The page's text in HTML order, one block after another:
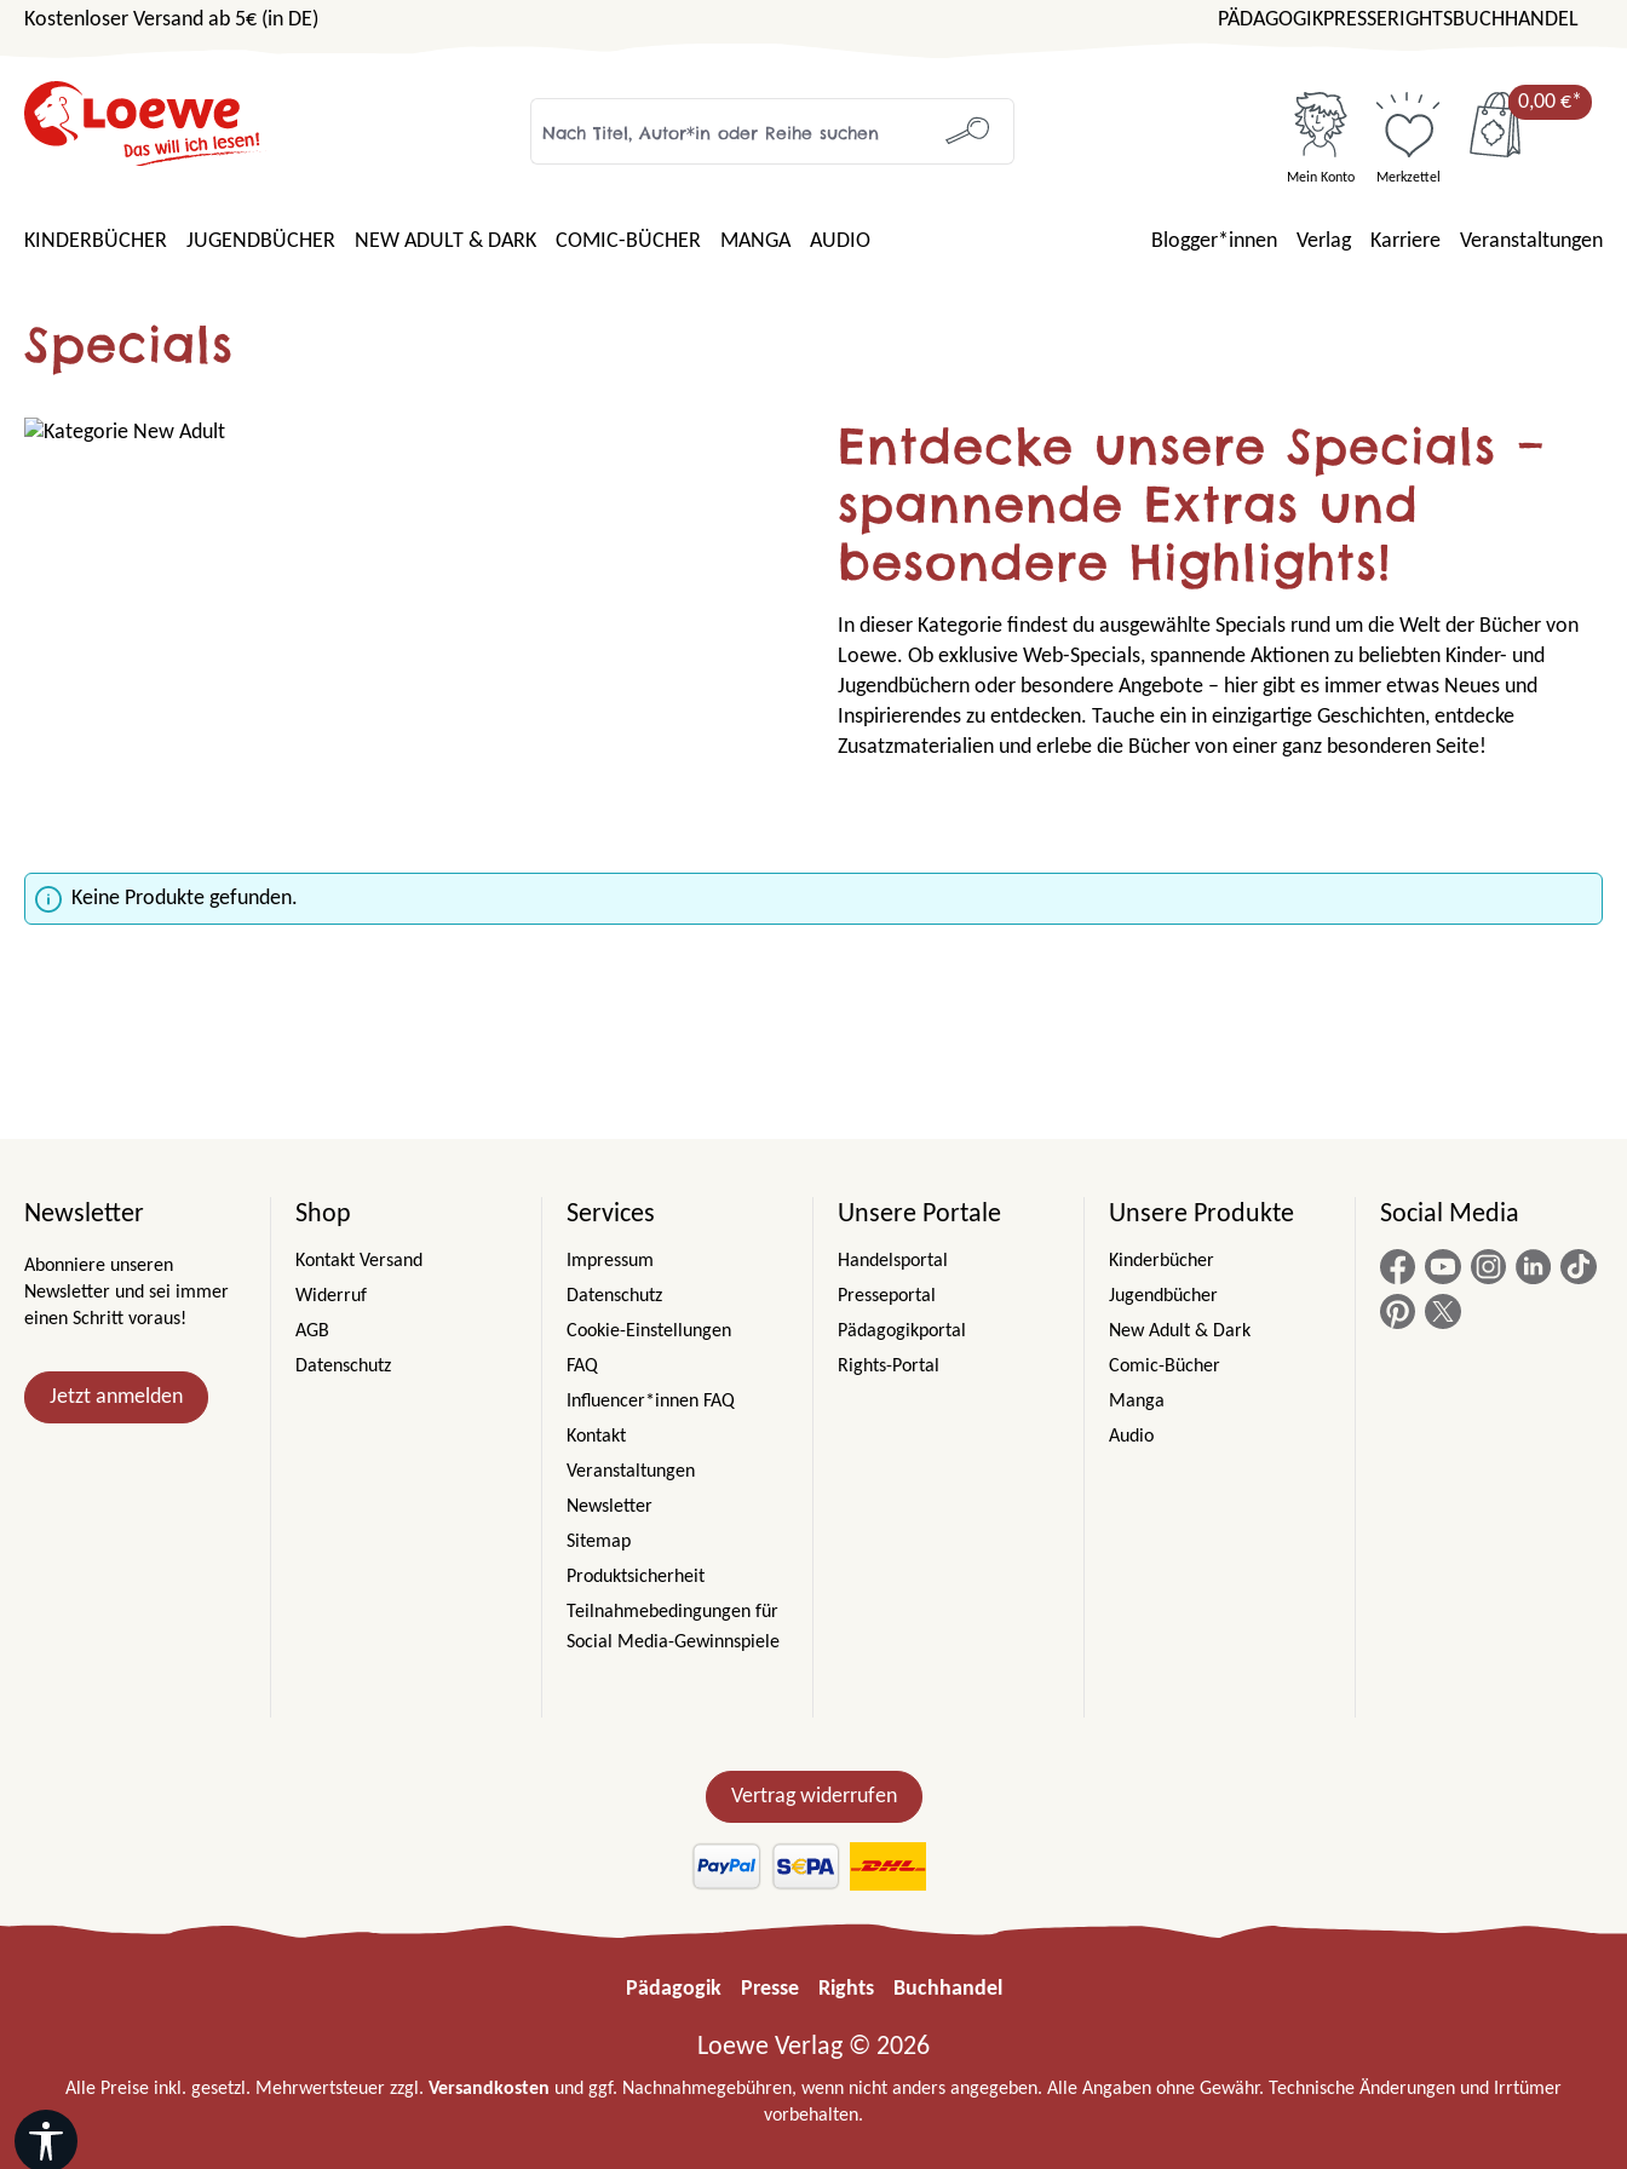
Hauptinhalt springen
Zur Suche springen
Zur Hauptnavigation springen
Kostenloser Versand ab 5€ (in DE) PÄDAGOGIKPRESSERIGHTSBUCHHANDEL
Mein Konto Merkzettel
0,00 €*
KINDERBÜCHER JUGENDBÜCHER NEW ADULT & DARK COMIC-BÜCHER MANGA AUDIO Blogger*innen Verlag Karriere Veranstaltungen
Specials
Entdecke unsere Specials –
spannende Extras und
besondere Highlights!
In dieser Kategorie findest du ausgewählte Specials rund um die Welt der Bücher von
Loewe. Ob exklusive Web-Specials, spannende Aktionen zu beliebten Kinder- und
Jugendbüchern oder besondere Angebote – hier gibt es immer etwas Neues und
Inspirierendes zu entdecken. Tauche ein in einzigartige Geschichten, entdecke
Zusatzmaterialien und erlebe die Bücher von einer ganz besonderen Seite!
Keine Produkte gefunden.
Newsletter
Abonniere unseren
Newsletter und sei immer
einen Schritt voraus!
Jetzt anmelden
Shop
Kontakt Versand
Widerruf
AGB
Datenschutz
Services
Impressum
Datenschutz
Cookie-Einstellungen
FAQ
Influencer*innen FAQ
Kontakt
Veranstaltungen
Newsletter
Sitemap
Produktsicherheit
Teilnahmebedingungen für
Social Media-Gewinnspiele
Unsere Portale
Handelsportal
Presseportal
Pädagogikportal
Rights-Portal
Unsere Produkte
Kinderbücher
Jugendbücher
New Adult & Dark
Comic-Bücher
Manga
Audio
Social Media
Vertrag widerrufen
Pädagogik Presse Rights Buchhandel
Loewe Verlag © 2026
Alle Preise inkl. gesetzl. Mehrwertsteuer zzgl. Versandkosten und ggf. Nachnahmegebühren, wenn nicht anders angegeben. Alle Angaben ohne Gewähr. Technische Änderungen und Irrtümer
vorbehalten.
Werkzeugleiste anzeigen